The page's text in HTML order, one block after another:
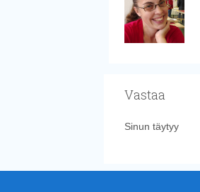
Vastaa
Sinun täytyy